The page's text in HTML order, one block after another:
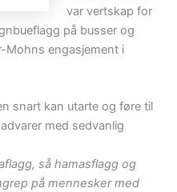
var vertskap for
på busser og
Mohns engasjement i
snart kan utarte og føre til
med sedvanlig
så hamasflagg og
på mennesker med